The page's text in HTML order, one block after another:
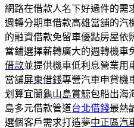
網路在借款人名下好過件的需
週轉分期車借款高雄當舖的汽
的融資借款免留車優點房屋依
當鋪選擇薪轉廣大的週轉機車
借款並提供機車低利息營業用
當舖屏東借錢專營汽車申貸機
划算宜蘭龜山島賞鯨包船出海
島多元借款管道台北借錢最熱
選個客戶需求打造夢中正區汽